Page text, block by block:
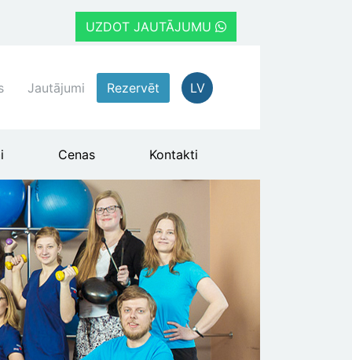
UZDOT JAUTĀJUMU
Jautājumi Rezervēt LV
Cenas Kontakti